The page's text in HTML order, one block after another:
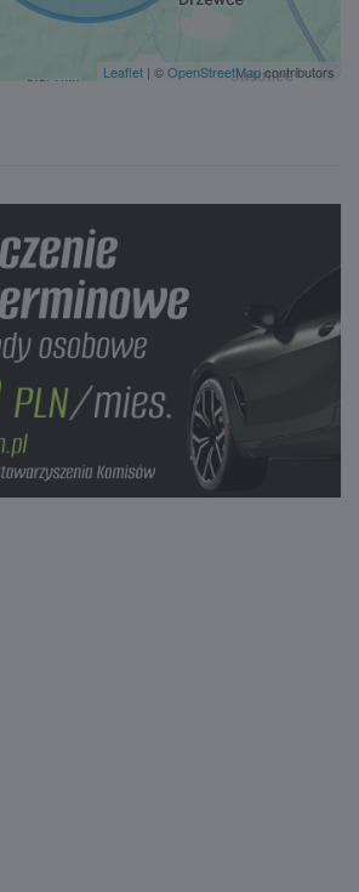
Leaflet | ©OpenStreetMapcontributors